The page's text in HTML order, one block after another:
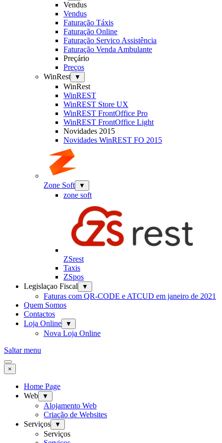
Vendus
Vendus
Faturação Táxis
Faturação Online
Faturação Servico Assistência
Faturação Venda Ambulante
Preçário
Preços
WinRest
▼
WinRest
WinREST
WinREST Store UX
WinREST FrontOffice Pro
WinREST FrontOffice Light
Novidades 2015
Novidades WinREST FO 2015
Zone Soft ▼
zone soft
ZSrest
Taxis
ZSpos
Legislaçao Fiscal
▼
Faturas com QR-CODE e ATCUD em janeiro de 2021
Quem Somos
Contactos
Loja Online
▼
Nova Loja Online
Saltar menu
×
Home Page
Web
▼
Alojamento Web
Criação de Websites
Serviços
▼
Serviços